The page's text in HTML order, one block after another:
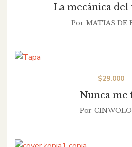
La mecánica
Por MATIAS DE
Nunca me
$29.000
Por